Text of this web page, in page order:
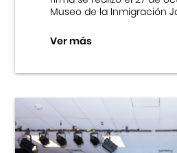
Museo de la Inmigración
Ver más